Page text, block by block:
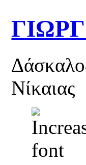
Νίκαιας